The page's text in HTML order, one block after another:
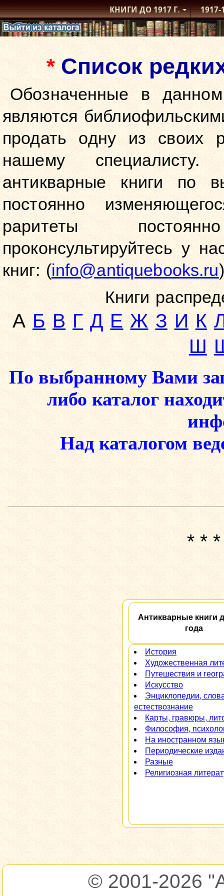
КНИГИ ДО 1917Г. 1917-
* Список
Обозначенные в
являются
продать одну из своих
нашему
антикварные книги по
постоянно
раритеты
проконсультируйтесь у
книг: (info@antiquebooks.ru
Книги
А Б В Г Д Е Ж З И К
Ш
По выбранному Вами
либо каталог
Над каталогом
* *
Антикварные книги
года
История
Художественная
Путешествия и
Искусство
Энциклопедии,
естествознание
Карты, гравюры,
Философия,
На иностранном
Периодические
Разные
Религиозная
© 2001-2026